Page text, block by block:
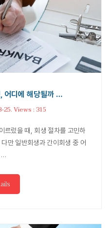
어디에 해당될까 …
Views : 315
르렀을 때, 회생 절차를 고민하
만 일반회생과 간이회생 중 어
…